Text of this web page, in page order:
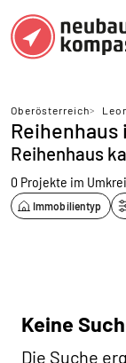
Oberösterreich>
Reihenhaus
0 Projekte im
Immobilientyp
Keine
Die Suche